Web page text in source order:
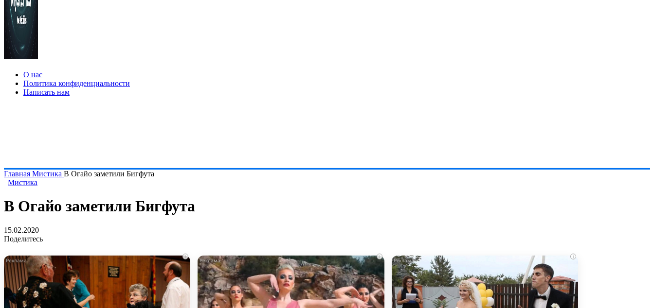
О нас
Политика конфиденциальности
Написать нам
Главная Мистика В Огайо заметили Бигфута
Мистика
В Огайо заметили Бигфута
15.02.2020
Поделитесь
i i i